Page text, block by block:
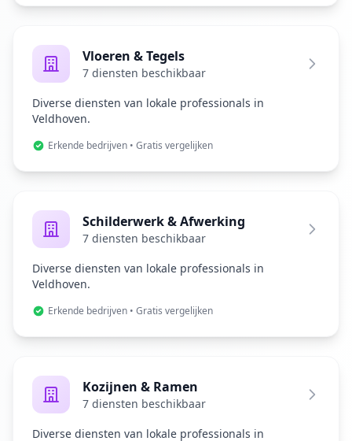
Vloeren & Tegels
7 diensten beschikbaar
Diverse diensten van lokale professionals in
Veldhoven.
Erkende bedrijven • Gratis vergelijken
Schilderwerk & Afwerking
7 diensten beschikbaar
Diverse diensten van lokale professionals in
Veldhoven.
Erkende bedrijven • Gratis vergelijken
Kozijnen & Ramen
7 diensten beschikbaar
Diverse diensten van lokale professionals in